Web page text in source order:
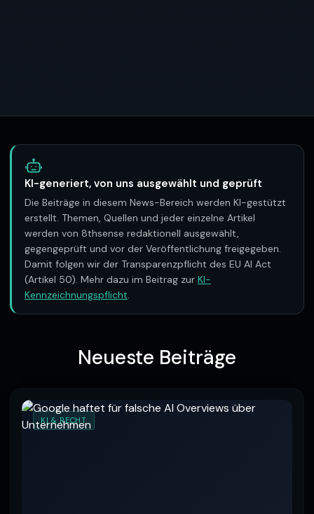
KI-generiert, von uns ausgewählt und geprüft
Die Beiträge in diesem News-Bereich werden KI-gestützt
erstellt. Themen, Quellen und jeder einzelne Artikel
werden von 8thsense redaktionell ausgewählt,
gegengeprüft und vor der Veröffentlichung freigegeben.
Damit folgen wir der Transparenzpflicht des EU AI Act
(Artikel 50). Mehr dazu im Beitrag zur KI-
Kennzeichnungspflicht
Neueste Beiträge
KI & RECHT